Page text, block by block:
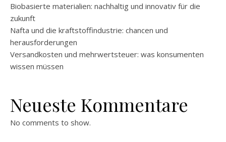
Biobasierte materialien: nachhaltig und innovativ für die
zukunft
Nafta und die kraftstoffindustrie: chancen und
herausforderungen
Versandkosten und mehrwertsteuer: was konsumenten
wissen müssen
Neueste Kommentare
No comments to show.